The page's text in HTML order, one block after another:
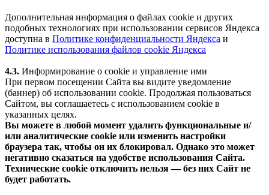
Дополнительная информация о файлах cookie и других
подобных технологиях при использовании сервисов Яндекса
доступна в Политике конфиденциальности Яндекса и
Политике использования файлов cookie Яндекса
4.3. Информирование о cookie и управление ими
При первом посещении Сайта вы видите уведомление
(баннер) об использовании cookie. Продолжая пользоваться
Сайтом, вы соглашаетесь с использованием cookie в
указанных целях.
Вы можете в любой момент удалить функциональные и/
или аналитические cookie или изменить настройки
браузера так, чтобы он их блокировал. Однако это может
негативно сказаться на удобстве использования Сайта.
Технические cookie отключить нельзя — без них Сайт не
будет работать.